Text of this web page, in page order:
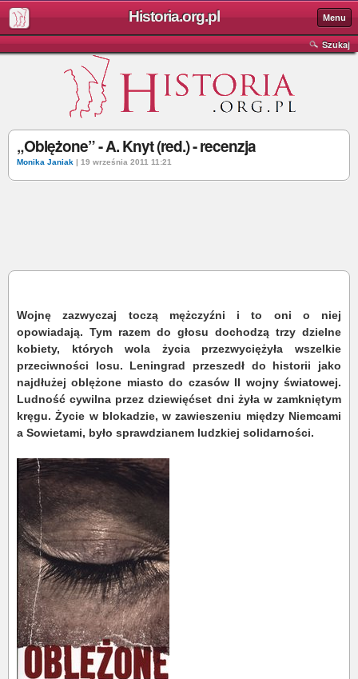
Historia.org.pl Menu
Szukaj
„Oblężone” - A. Knyt (red.) - recenzja
Monika Janiak | 19 września 2011 11:21
Wojnę zazwyczaj toczą mężczyźni i to oni o niej
opowiadają. Tym razem do głosu dochodzą trzy dzielne
kobiety, których wola życia przezwyciężyła wszelkie
przeciwności losu. Leningrad przeszedł do historii jako
najdłużej oblężone miasto do czasów II wojny światowej.
Ludność cywilna przez dziewięćset dni żyła w zamkniętym
kręgu. Życie w blokadzie, w zawieszeniu między Niemcami
a Sowietami, było sprawdzianem ludzkiej solidarności.